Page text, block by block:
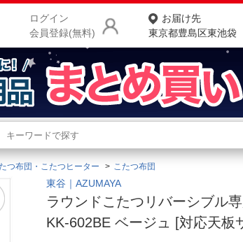
ログイン
会員登録(無料)
お届け先
東京都豊島区東池袋
商品をさがす
ランキングからさがす
つ布団・こたつヒーター こたつ布団
東谷｜AZUMAYA
ラウンドこたつリバーシブル
KK-602BE ベージュ [対応天板